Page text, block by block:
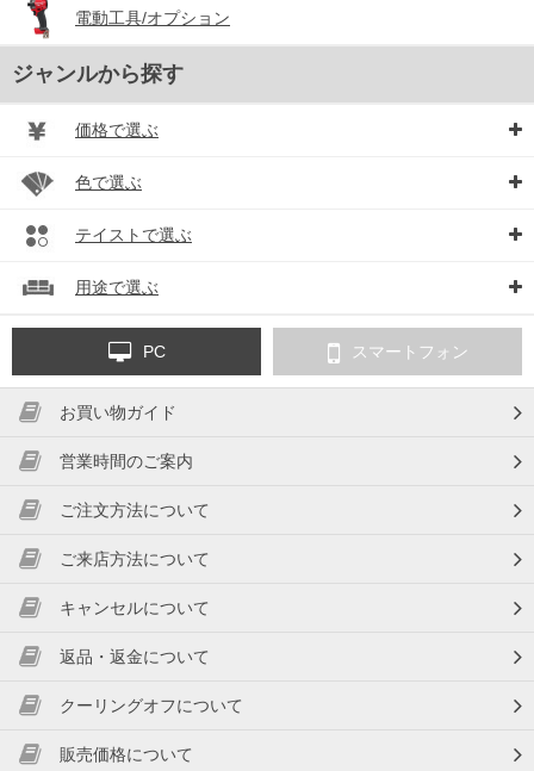
電動工具/オプション
ジャンルから探す
価格で選ぶ
色で選ぶ
テイストで選ぶ
用途で選ぶ
PC スマートフォン
お買い物ガイド
営業時間のご案内
ご注文方法について
ご来店方法について
キャンセルについて
返品・返金について
クーリングオフについて
販売価格について